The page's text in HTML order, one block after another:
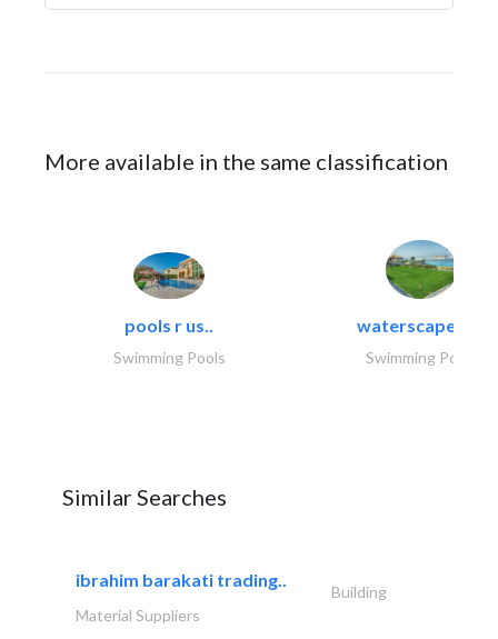
More available in the same classification
pools r us..
Swimming Pools
waterscapes llc
Swimming Pools
Similar Searches
ibrahim barakati trading..
Building
Material Suppliers